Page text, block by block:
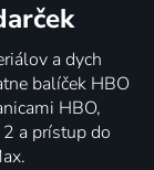
a dych
balíček HBO
HBO,
a prístup do